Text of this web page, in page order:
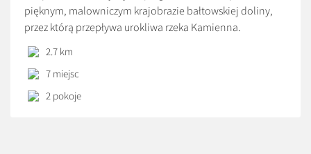
pięknym, malowniczym krajobrazie bałtowskiej doliny,
przez którą przepływa urokliwa rzeka Kamienna.
Udostępniamy 2 pokoje gościnne z łazienkami. W każdym
z pokoi znajduje się telewizor oraz dostęp do internetu
bezprzewodowego (hot-spot). Oferujemy domowe
posiłki. Dla naszych gości m.in. udostępniamy aneks
2.7 km
7 miejsc
2 pokoje